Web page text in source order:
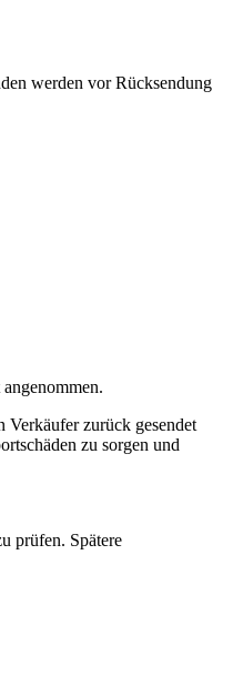
werden vor Rücksendung
zurück gesendet
zu sorgen und
prüfen. Spätere